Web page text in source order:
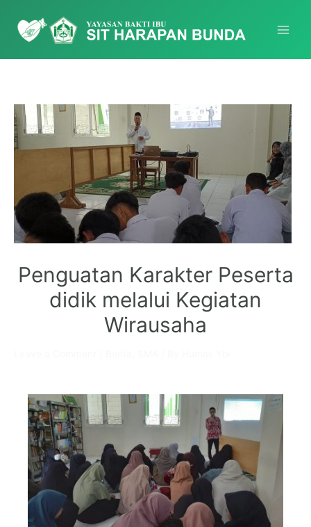
Penguatan Karakter Peserta
didik melalui Kegiatan
Wirausaha